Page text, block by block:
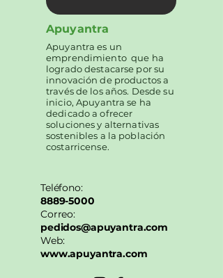
Apuyantra
Apuyantra es un
emprendimiento que ha
logrado destacarse por su
innovación de productos a
través de los años. Desde su
inicio, Apuyantra se ha
dedicado a ofrecer
soluciones y alternativas
sostenibles a la población
costarricense.
Teléfono:
8889-5000
Correo:
pedidos@apuyantra.com
Web:
www.apuyantra.com